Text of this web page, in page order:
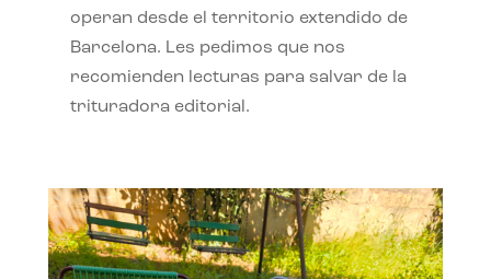
operan desde el territorio extendido de
Barcelona. Les pedimos que nos
recomienden lecturas para salvar de la
trituradora editorial.